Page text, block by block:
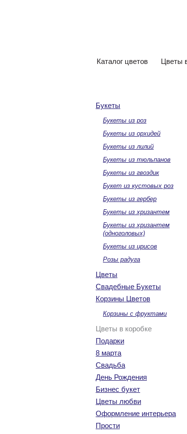
Букеты
Букеты из роз
Букеты из орхидей
Букеты из лилий
Букеты из тюльпанов
Букеты из гвоздик
Букет из кустовых роз
Букеты из гербер
Букеты из хризантем
Букеты из хризантем
(одноголовых)
Букеты из ирисов
Розы радуга
Цветы
Свадебные Букеты
Корзины Цветов
Корзины с фруктами
Цветы в коробке
Подарки
8 марта
Свадьба
День Рождения
Бизнес букет
Цветы любви
Оформление интерьера
Прости
Каталог цветов Цветы